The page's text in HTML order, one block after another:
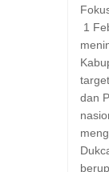
1
dan